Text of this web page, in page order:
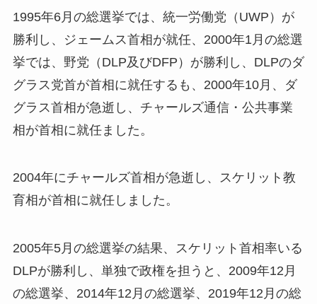
1995年6月の総選挙では、統一労働党（UWP）が
勝利し、ジェームス首相が就任、2000年1月の総選
挙では、野党（DLP及びDFP）が勝利し、DLPのダ
グラス党首が首相に就任するも、2000年10月、ダ
グラス首相が急逝し、チャールズ通信・公共事業
相が首相に就任ました。
2004年にチャールズ首相が急逝し、スケリット教
育相が首相に就任しました。
2005年5月の総選挙の結果、スケリット首相率いる
DLPが勝利し、単独で政権を担うと、2009年12月
の総選挙、2014年12月の総選挙、2019年12月の総